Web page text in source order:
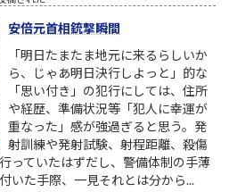
安倍元首相銃撃瞬間
「明日たまたま地元に来るらしいか
ら、じゃあ明日決行しよっと」的な
「思い付き」の犯行にしては、住所
や経歴、準備状況等「犯人に幸運が
重なった」感が強過ぎると思う。発
射訓練や発射試験、射程距離、殺傷
っていたはずだし、警備体制の手薄
いた手際、一見それとは分から...